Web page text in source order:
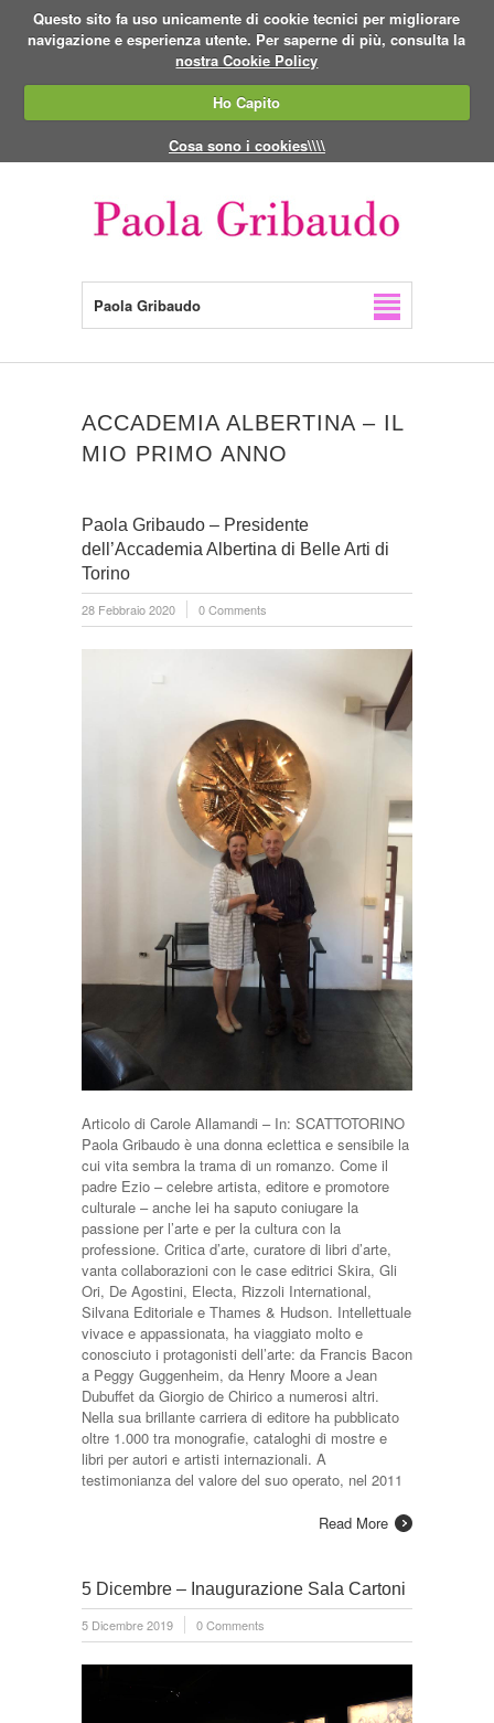
Questo sito fa uso unicamente di cookie tecnici per migliorare
navigazione e esperienza utente. Per saperne di più, consulta la
nostra Cookie Policy
Ho Capito
Cosa sono i cookies\\\\
Paola Gribaudo
ACCADEMIA ALBERTINA – IL
MIO PRIMO ANNO
Paola Gribaudo – Presidente
dell’Accademia Albertina di Belle Arti di
Torino
28 Febbraio 2020 0 Comments
Articolo di Carole Allamandi – In: SCATTOTORINO
Paola Gribaudo è una donna eclettica e sensibile la
cui vita sembra la trama di un romanzo. Come il
padre Ezio – celebre artista, editore e promotore
culturale – anche lei ha saputo coniugare la
passione per l’arte e per la cultura con la
professione. Critica d’arte, curatore di libri d’arte,
vanta collaborazioni con le case editrici Skira, Gli
Ori, De Agostini, Electa, Rizzoli International,
Silvana Editoriale e Thames & Hudson. Intellettuale
vivace e appassionata, ha viaggiato molto e
conosciuto i protagonisti dell’arte: da Francis Bacon
a Peggy Guggenheim, da Henry Moore a Jean
Dubuffet da Giorgio de Chirico a numerosi altri.
Nella sua brillante carriera di editore ha pubblicato
oltre 1.000 tra monografie, cataloghi di mostre e
libri per autori e artisti internazionali. A
testimonianza del valore del suo operato, nel 2011
Read More
5 Dicembre – Inaugurazione Sala Cartoni
5 Dicembre 2019 0 Comments